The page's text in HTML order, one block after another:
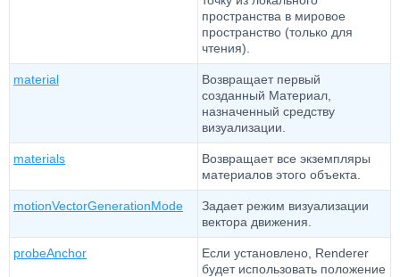
пространства в мировое
пространство (только для
чтения).
material
Возвращает первый
созданный Материал,
назначенный средству
визуализации.
materials
Возвращает все экземпляры
материалов этого объекта.
motionVectorGenerationMode
Задает режим визуализации
вектора движения.
probeAnchor
Если установлено, Renderer
будет использовать положение